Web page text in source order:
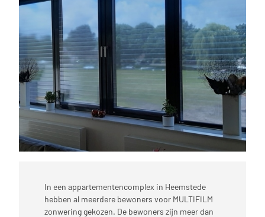
In een appartementencomplex in Heemstede
hebben al meerdere bewoners voor MULTIFILM
zonwering gekozen. De bewoners zijn meer dan